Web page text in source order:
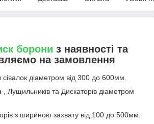
борони з наявності та
на замовлення
сівалок діаметром від 300 до 600мм.
, Лущильників та Дискаторів діаметром
з шириною захвату від 100 до 500мм.